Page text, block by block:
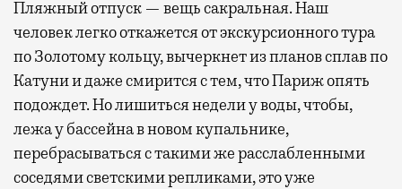
Пляжный отпуск — вещь сакральная. Наш
человек легко откажется от экскурсионного тура
по Золотому кольцу, вычеркнет из планов сплав по
Катуни и даже смирится с тем, что Париж опять
подождет. Но лишиться недели у воды, чтобы,
лежа у бассейна в новом купальнике,
перебрасываться с такими же расслабленными
соседями светскими репликами, это уже